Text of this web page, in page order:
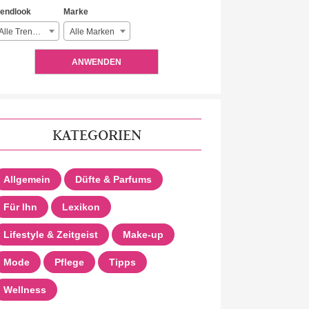
Alle Trendlooks
Marke
Alle Marken
ANWENDEN
KATEGORIEN
Allgemein Düfte & Parfums
Für Ihn Lexikon
Lifestyle & Zeitgeist Make-up
Mode Pflege Tipps
Wellness